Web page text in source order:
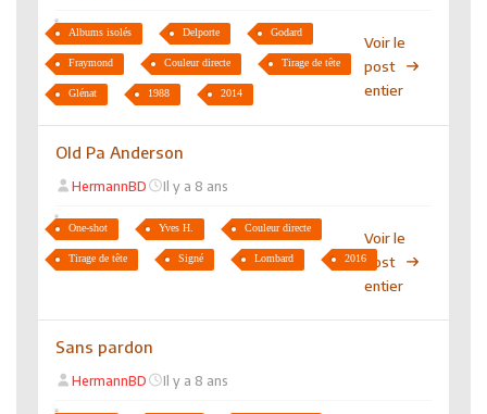
Albums isolés Delporte Godard
Fraymond Couleur directe Tirage de tête
Glénat 1988 2014
Voir le
post
entier
Old Pa Anderson
HermannBD Il y a 8 ans
One-shot Yves H. Couleur directe
Tirage de tête Signé Lombard 2016
Voir le
post
entier
Sans pardon
HermannBD Il y a 8 ans